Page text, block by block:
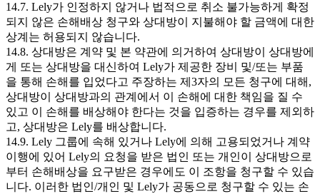
14.7. Lely가 인정하지 않거나 법적으로 취소 불가능하게 확정
되지 않은 손해배상 청구와 상대방이 지불해야 할 금액에 대한
상계는 허용되지 않습니다.
14.8. 상대방은 계약 및 본 약관에 의거하여 상대방이 상대방에
게 또는 상대방을 대신하여 Lely가 제공한 장비 및/또는 부품
을 통해 손해를 입었다고 주장하는 제3자의 모든 청구에 대해,
상대방이 상대방과의 관계에서 이 손해에 대한 책임을 질 수
있고 이 손해를 배상해야 한다는 것을 입증하는 경우를 제외하
고, 상대방은 Lely를 배상합니다.
14.9. Lely 그룹에 속해 있거나 Lely에 의해 고용되었거나 계약
이행에 있어 Lely의 요청을 받은 법인 또는 개인이 상대방으로
부터 손해배상을 요구받은 경우에도 이 조항을 청구할 수 있습
니다. 이러한 법인/개인 및 Lely가 공동으로 청구할 수 있는 손